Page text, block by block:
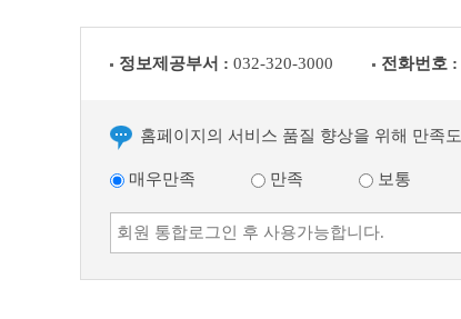
정보제공부서 : 032-320-3000 전화번호 :
홈페이지의 서비스 품질 향상을 위해 만족
매우만족 만족 보통